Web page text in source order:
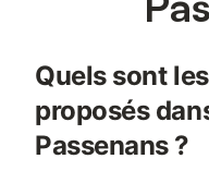
transat disponibles sur
arrivée. Eau chaude
permettent de préserver
Quels sont
proposés
Passenans ?